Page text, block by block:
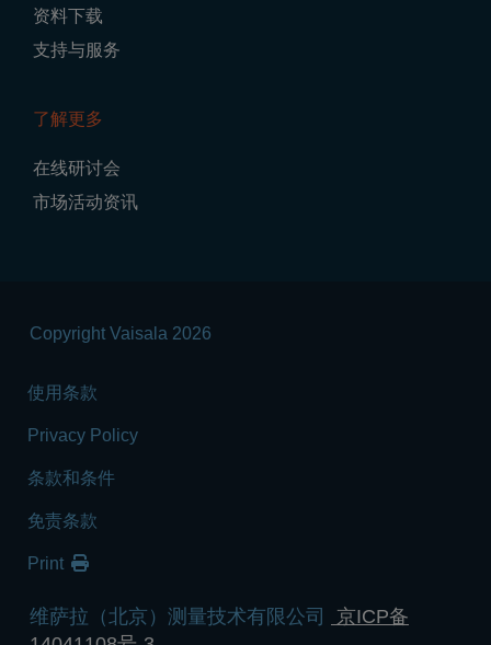
资料下载
支持与服务
了解更多
在线研讨会
市场活动资讯
Copyright Vaisala 2026
使用条款
Privacy Policy
条款和条件
免责条款
Print
维萨拉（北京）测量技术有限公司
京ICP备